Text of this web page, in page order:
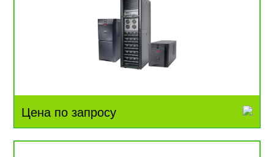
Цена по запросу